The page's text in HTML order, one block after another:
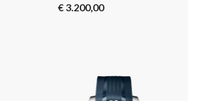
€ 3.200,00